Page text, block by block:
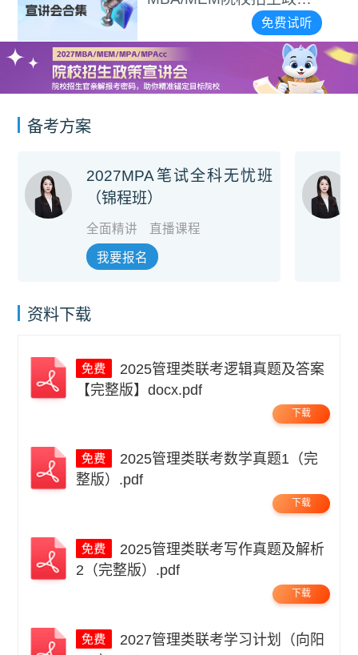
免费试听
备考方案
2027MPA笔试全科无忧班
（锦程班）
全面精讲 直播课程
我要报名
资料下载
【完整版】docx.pdf
下载
整版）.pdf
下载
2（完整版）.pdf
下载